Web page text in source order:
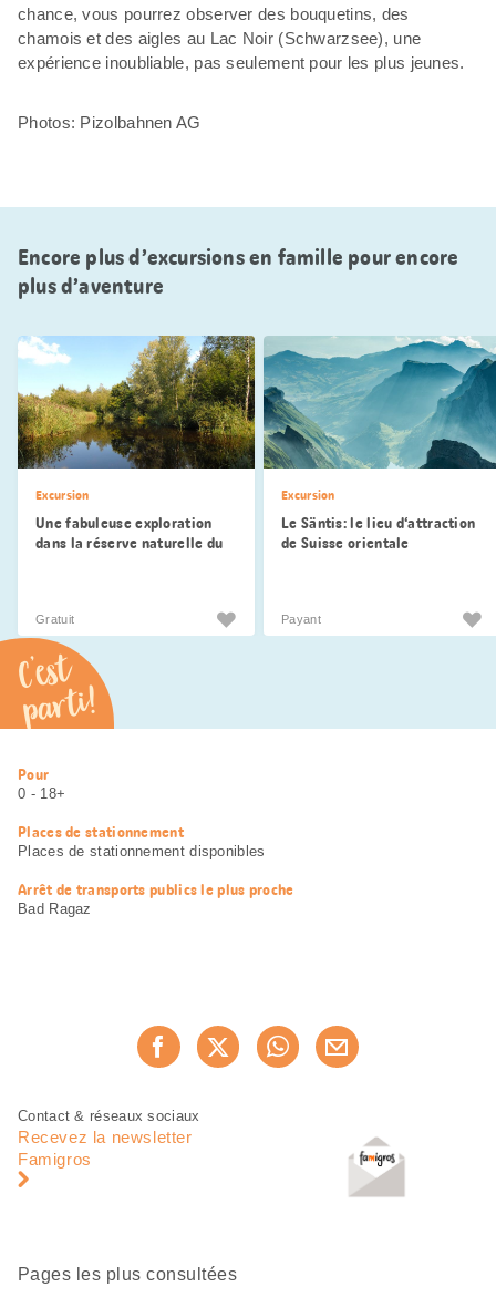
chance, vous pourrez observer des bouquetins, des
chamois et des aigles au Lac Noir (Schwarzsee), une
expérience inoubliable, pas seulement pour les plus jeunes.
Photos: Pizolbahnen AG
Encore plus d’excursions en famille pour encore
plus d’aventure
Excursion
Une fabuleuse exploration
dans la réserve naturelle du
Gratuit
Excursion
Le Säntis: le lieu d‘attraction
de Suisse orientale
Payant
C’est
parti!
Informations
utiles
Pour
0 - 18+
Places de stationnement
Places de stationnement disponibles
Arrêt de transports publics le plus proche
Bad Ragaz
Recommander maintenant
Pied
page
Navigation
pied
Contact & réseaux sociaux
Recevez la newsletter
Famigros
Pages les plus consultées